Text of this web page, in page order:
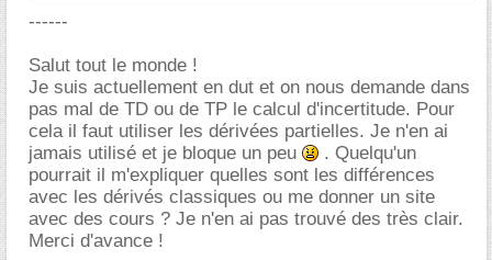
------
Salut tout le monde !
Je suis actuellement en dut et on nous demande dans
pas mal de TD ou de TP le calcul d'incertitude. Pour
cela il faut utiliser les dérivées partielles. Je n'en ai
jamais utilisé et je bloque un peu
. Quelqu'un
pourrait il m'expliquer quelles sont les différences
avec les dérivés classiques ou me donner un site
avec des cours ? Je n'en ai pas trouvé des très clair.
Merci d'avance !